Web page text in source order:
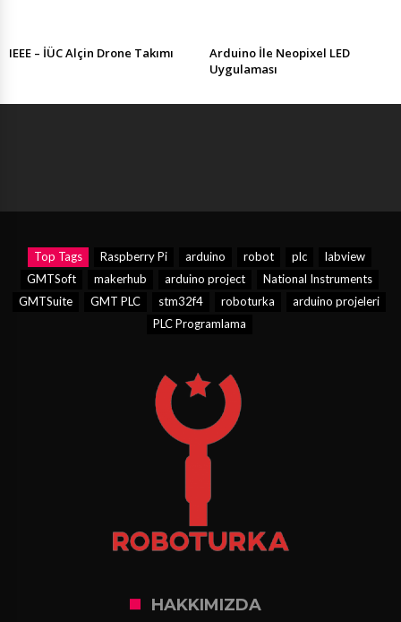
IEEE – İÜC Alçin Drone Takımı
Arduino İle Neopixel LED
Uygulaması
Top Tags Raspberry Pi arduino robot plc
labview
GMTSoft
makerhub arduino project
National Instruments
GMTSuite
GMT PLC stm32f4 roboturka
arduino projeleri
PLC Programlama
HAKKIMIZDA